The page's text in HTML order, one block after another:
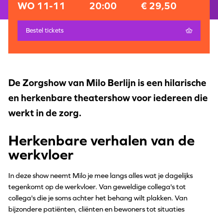
De Zorgshow van Milo Berlijn is een hilarische
en herkenbare theatershow voor iedereen die
werkt in de zorg.
Herkenbare verhalen van de
werkvloer
In deze show neemt Milo je mee langs alles wat je dagelijks
tegenkomt op de werkvloer. Van geweldige collega's tot
collega's die je soms achter het behang wilt plakken. Van
bijzondere patiënten, cliënten en bewoners tot situaties
WO 11-11 20:00 € 29,50
Bestel tickets